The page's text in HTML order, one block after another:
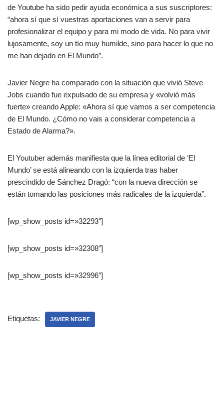
de Youtube ha sido pedir ayuda económica a sus suscriptores:
“ahora sí que sí vuestras aportaciones van a servir para
profesionalizar el equipo y para mi modo de vida. No para vivir
lujosamente, soy un tío muy humilde, sino para hacer lo que no
me han dejado en El Mundo”.
Javier Negre ha comparado con la situación que vivió Steve
Jobs cuando fue expulsado de su empresa y «volvió más
fuerte» creando Apple: «Ahora sí que vamos a ser competencia
de El Mundo. ¿Cómo no vais a considerar competencia a
Estado de Alarma?».
El Youtuber además manifiesta que la línea editorial de ‘El
Mundo’ se está alineando con la izquierda tras haber
prescindido de Sánchez Dragó: “con la nueva dirección se
están tomando las posiciones más radicales de la izquierda”.
[wp_show_posts id=»32293″]
[wp_show_posts id=»32308″]
[wp_show_posts id=»32996″]
Etiquetas: JAVIER NEGRE